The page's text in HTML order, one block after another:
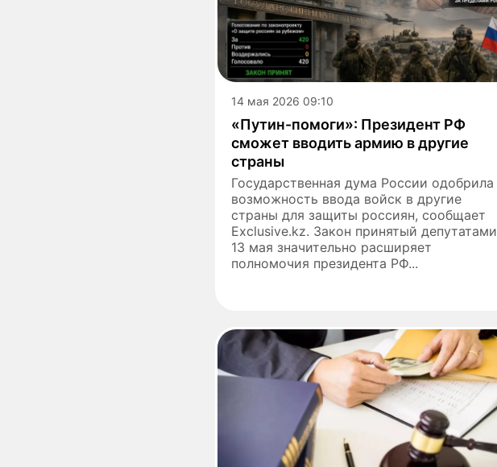
14 мая 2026 09:10
«Путин-помоги»: Президент РФ
сможет вводить армию в другие
страны
Государственная дума России одобрила
возможность ввода войск в другие
страны для защиты россиян, сообщает
Exclusive.kz. Закон принятый депутатами
13 мая значительно расширяет
полномочия президента РФ...